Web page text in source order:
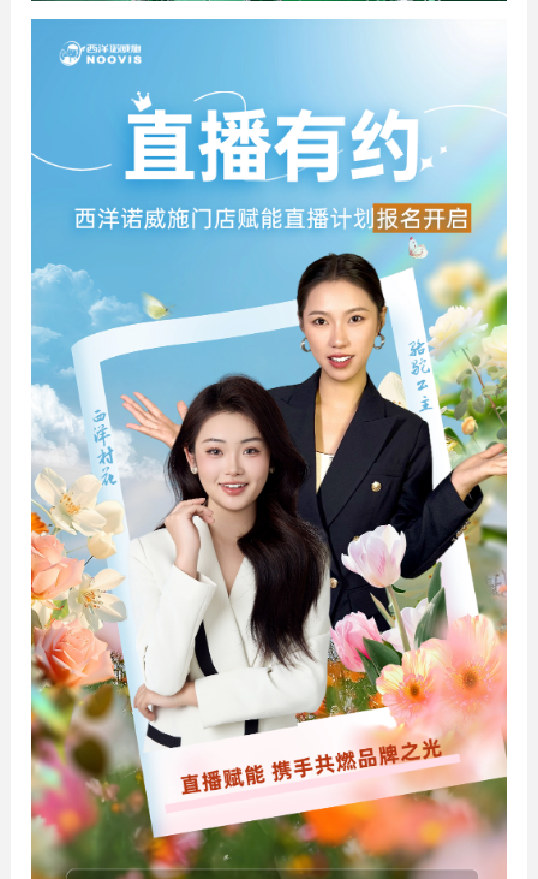
西洋先锋
党建活动
社会公益
创新平台
产学研合作
联系电话